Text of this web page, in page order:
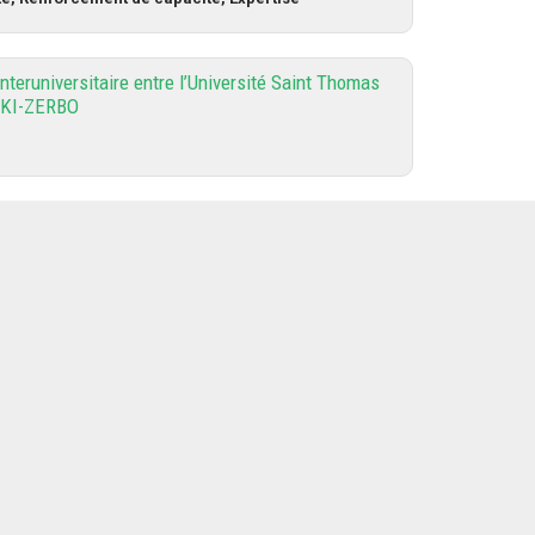
entre l’Université Saint Thomas
ZERBO